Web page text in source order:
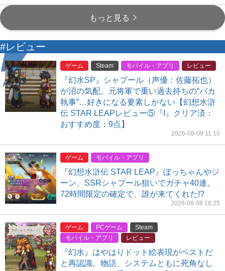
もっと見る
#レビュー
ゲーム Steam モバイル・アプリ レビュー
『幻水SP』シャプール（声優：佐藤拓也）
が沼の気配。元将軍で重い過去持ちの“バカ
執事”…好きになる要素しかない【幻想水滸
伝 STAR LEAPレビュー⑤『I』クリア済：
おすすめ度：9点】
2026-08-09 11:10
ゲーム モバイル・アプリ
『幻想水滸伝 STAR LEAP』ぼっちゃんやジ
ーン、SSRシャプール狙いでガチャ40連。
72時間限定の確定で、誰が来てくれた!?
2026-08-08 18:25
ゲーム PCゲーム
Steam
モバイル・アプリ
レビュー
『幻水』はやはりドット絵表現がベストだ
と再認識。物語、システムともに死角なし